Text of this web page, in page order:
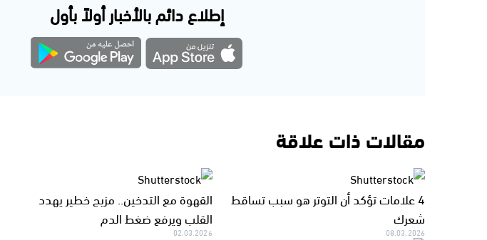
إطلاع دائم بالأخبار أولاً بأول
مقالات ذات علاقة
4 علامات تؤكد أن التوتر هو سبب تساقط
شعرك
08.03.2026
القهوة مع التدخين.. مزيج خطير يهدد
القلب ويرفع ضغط الدم
02.03.2026